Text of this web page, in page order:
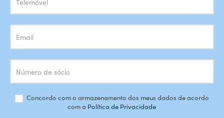
Concordo com o armazenamento dos meus dados de acordo
com a Política de Privacidade